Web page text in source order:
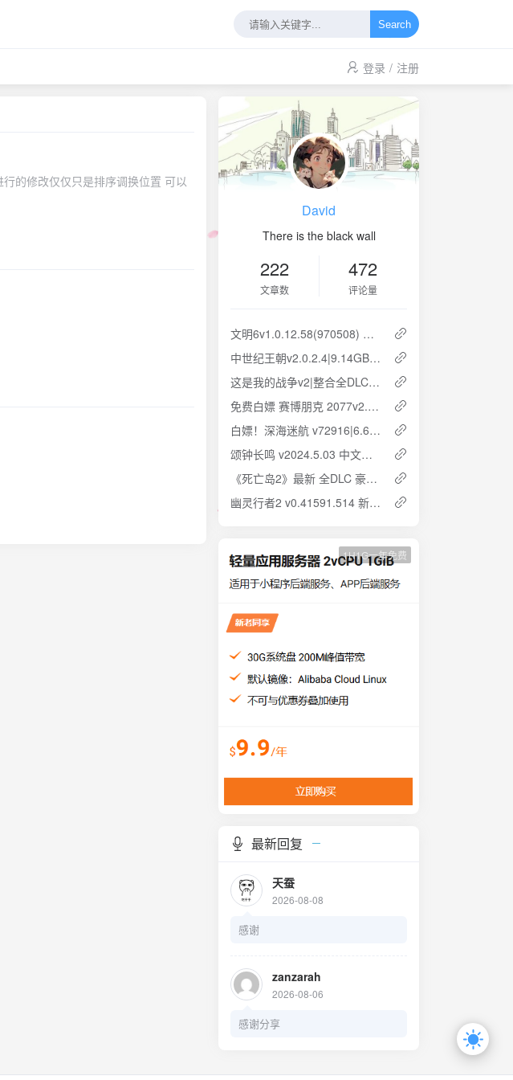
Search
登录 / 注册
David
There is the black wall
222
文章数
472
评论量
文明6v1.0.12.58(970508) 中文版 全DLC 云盘下载 解压即玩
中世纪王朝v2.0.2.4|9.14GB|官方简体中文 云盘下载 解压即玩
这是我的战争v2|整合全DLC|2.66GB|简体中文 云盘下载 解压即玩
免费白嫖 赛博朋克 2077v2.12|整合DLC|96.9GB|中文 云盘下载
白嫖！深海迷航 v72916|6.65GB|简体中文 云盘下载 解压即玩
颂钟长鸣 v2024.5.03 中文联机版 20GB 云盘分享 解压即玩
《死亡岛2》最新 全DLC 豪华中文 黄金版 云盘下载
幽灵行者2 v0.41591.514 新增dlc 官方中文 解压即玩 云盘下载
1H1G一年免费
最新回复
天蚕
2026-08-08
感谢
zanzarah
2026-08-06
感谢分享